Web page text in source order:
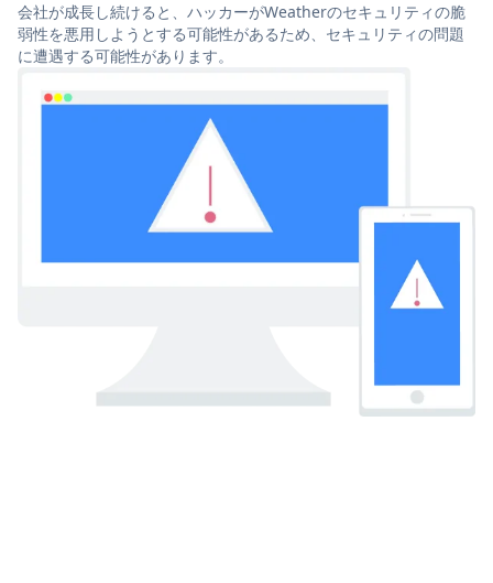
会社が成長し続けると、ハッカーがWeatherのセキュリティの脆
弱性を悪用しようとする可能性があるため、セキュリティの問題
に遭遇する可能性があります。